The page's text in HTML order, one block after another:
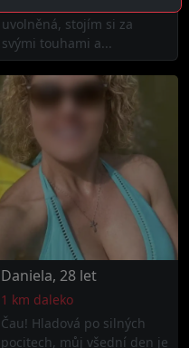
uvolněná, stojím si za
svými touhami a...
Daniela, 28 let
1 km daleko
Čau! Hladová po silných
pocitech, můj všední den je